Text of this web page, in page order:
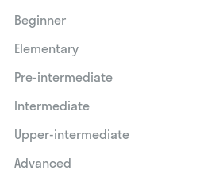
Beginner
Elementary
Pre-intermediate
Intermediate
Upper-intermediate
Advanced